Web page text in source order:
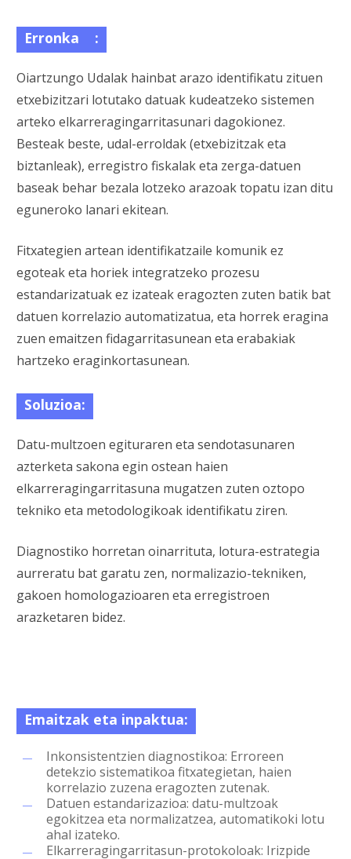
Erronka :
Oiartzungo Udalak hainbat arazo identifikatu zituen
etxebizitzari lotutako datuak kudeatzeko sistemen
arteko elkarreragingarritasunari dagokionez.
Besteak beste, udal-erroldak (etxebizitzak eta
biztanleak), erregistro fiskalak eta zerga-datuen
baseak behar bezala lotzeko arazoak topatu izan ditu
eguneroko lanari ekitean.
Fitxategien artean identifikatzaile komunik ez
egoteak eta horiek integratzeko prozesu
estandarizatuak ez izateak eragozten zuten batik bat
datuen korrelazio automatizatua, eta horrek eragina
zuen emaitzen fidagarritasunean eta erabakiak
hartzeko eraginkortasunean.
Soluzioa:
Datu-multzoen egituraren eta sendotasunaren
azterketa sakona egin ostean haien
elkarreragingarritasuna mugatzen zuten oztopo
tekniko eta metodologikoak identifikatu ziren.
Diagnostiko horretan oinarrituta, lotura-estrategia
aurreratu bat garatu zen, normalizazio-tekniken,
gakoen homologazioaren eta erregistroen
arazketaren bidez.
Emaitzak eta inpaktua:
Inkonsistentzien diagnostikoa: Erroreen
detekzio sistematikoa fitxategietan, haien
korrelazio zuzena eragozten zutenak.
Datuen estandarizazioa: datu-multzoak
egokitzea eta normalizatzea, automatikoki lotu
ahal izateko.
Elkarreragingarritasun-protokoloak: Irizpide